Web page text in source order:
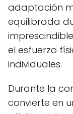
adaptación
equilibrada
el esfuerzo
individuales.
Durante la
convierte en